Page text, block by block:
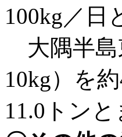
100kg／日
大隅半
10kg）を
11.0トン